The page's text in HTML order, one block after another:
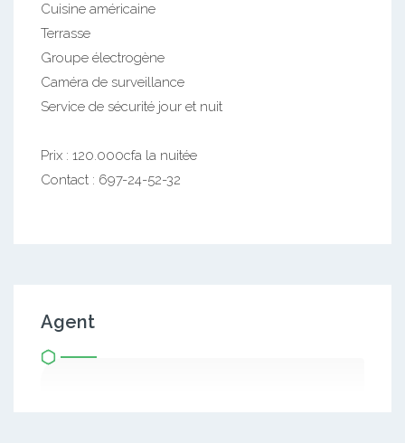
Cuisine américaine
Terrasse
Groupe électrogène
Caméra de surveillance
Service de sécurité jour et nuit
Prix : 120.000cfa la nuitée
Contact : 697-24-52-32
Agent